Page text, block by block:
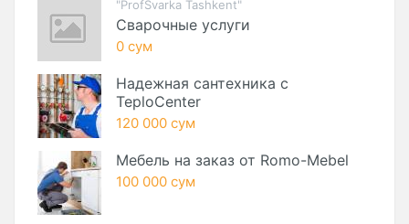
"ProfSvarka Tashkent"
Сварочные услуги
0 сум
Надежная сантехника с
TeploCenter
120 000 сум
Мебель на заказ от Romo-Mebel
100 000 сум